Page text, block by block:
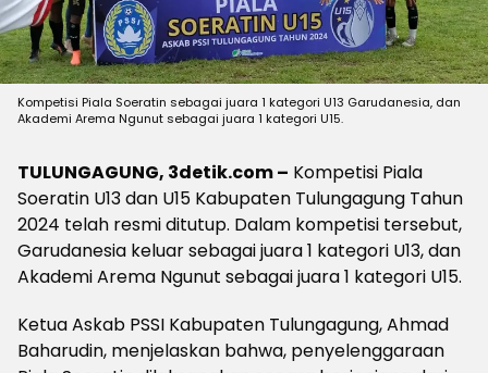
Kompetisi Piala Soeratin sebagai juara 1 kategori U13 Garudanesia, dan
Akademi Arema Ngunut sebagai juara 1 kategori U15.
TULUNGAGUNG, 3detik.com – Kompetisi Piala
Soeratin U13 dan U15 Kabupaten Tulungagung Tahun
2024 telah resmi ditutup. Dalam kompetisi tersebut,
Garudanesia keluar sebagai juara 1 kategori U13, dan
Akademi Arema Ngunut sebagai juara 1 kategori U15.
Ketua Askab PSSI Kabupaten Tulungagung, Ahmad
Baharudin, menjelaskan bahwa, penyelenggaraan